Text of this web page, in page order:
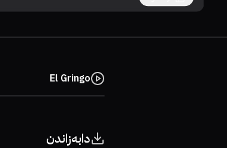
El Gringo
دابەزاندن